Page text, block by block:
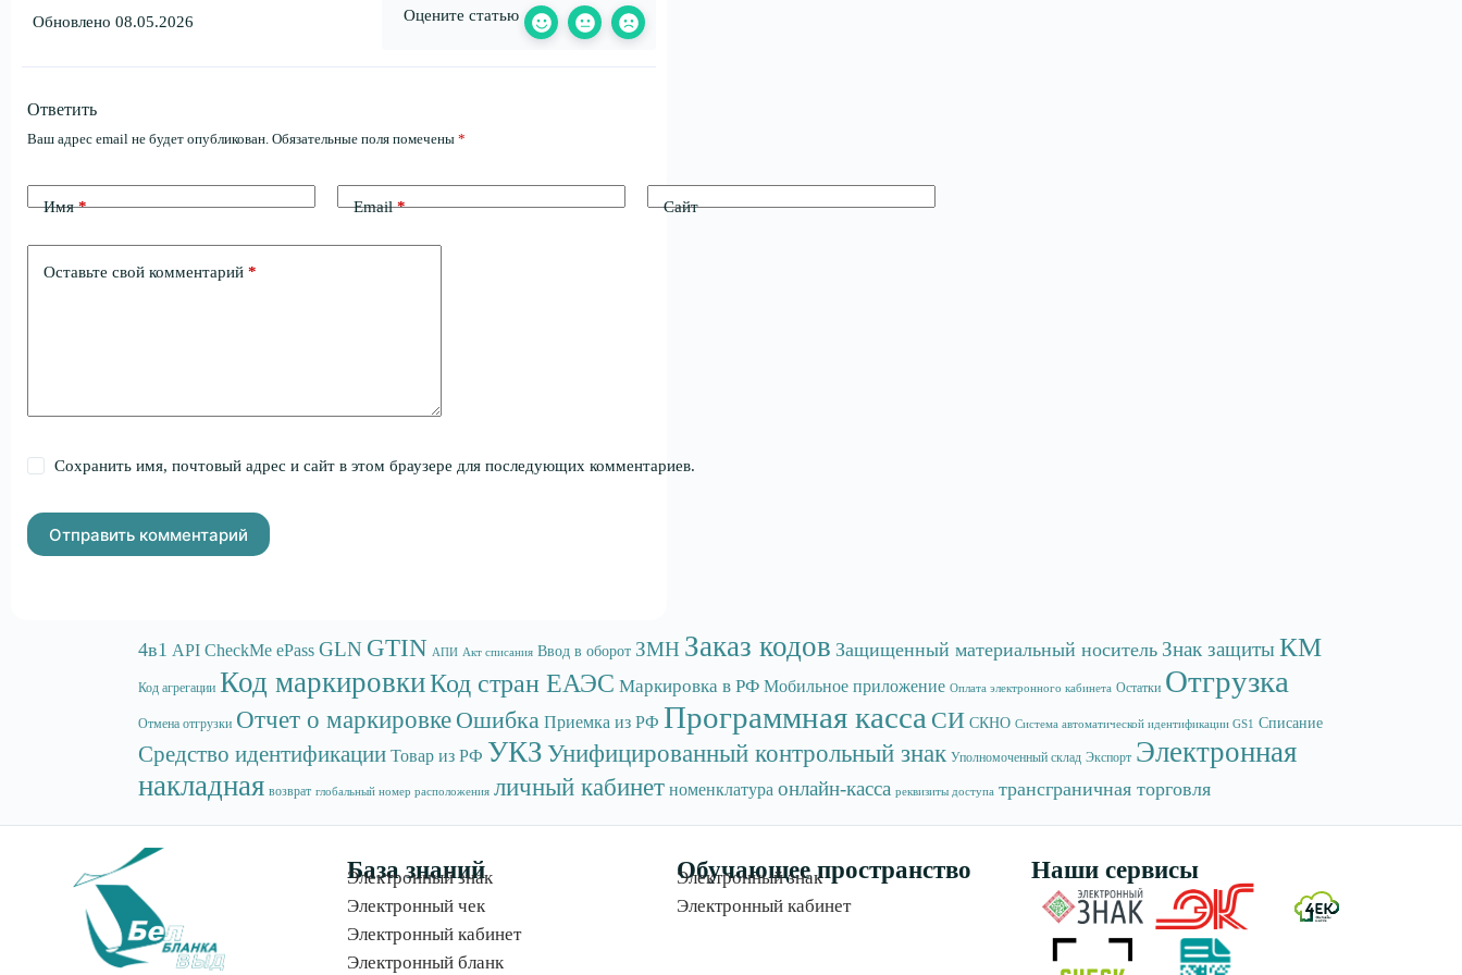
Обновлено 08.05.2026 Оцените статью
Ответить
Ваш адрес email не будет опубликован. Обязательные поля помечены *
Имя* Email* Сайт
Оставьте свой комментарий *
Сохранить имя, почтовый адрес и сайт в этом браузере для последующих комментариев.
Отправить комментарий
4в1 API CheckMe ePass GLN GTIN АПИ Акт списания Ввод в оборот ЗМН Заказ кодов Защищенный материальный носитель Знак защитыКМ
Код агрегации Код маркировкиКод стран ЕАЭС Маркировка в РФ Мобильное приложение Оплата электронного кабинета Остатки Отгрузка
Отмена отгрузки Отчет о маркировке Ошибка Приемка из РФ Программная касса СИ СКНО Система автоматической идентификации GS1 Списание
Средство идентификации Товар из РФ УКЗУнифицированный контрольный знак Уполномоченный склад Экспорт Электронная
накладная возврат глобальный номер расположения личный кабинет номенклатура онлайн-касса реквизиты доступа трансграничная торговля
База знаний
Электронный знак
Электронный чек
Электронный кабинет
Электронный бланк
Обучающее пространство
Электронный знак
Электронный кабинет
Наши сервисы